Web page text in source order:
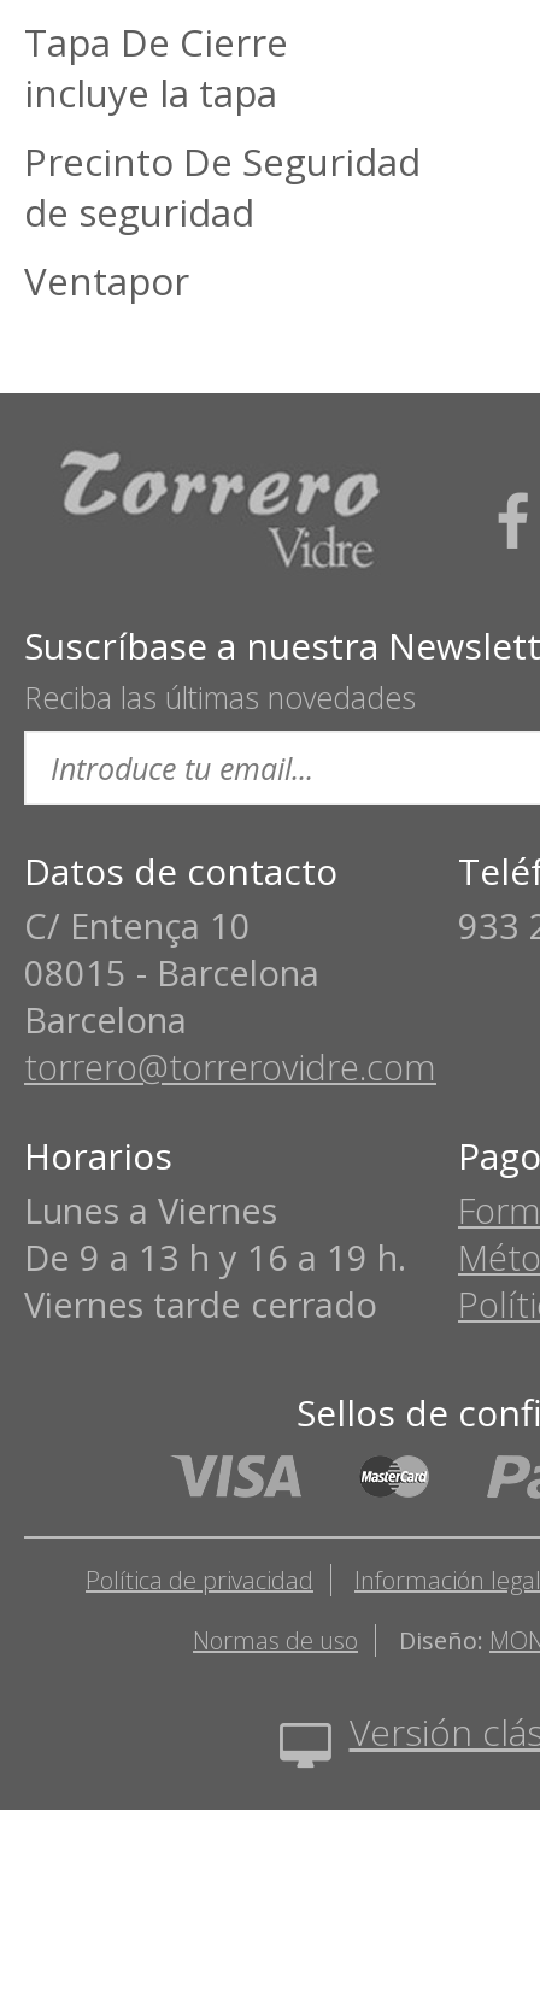
Tapa De Cierre La
incluye la tapa
Precinto De Seguridad
de seguridad
Ventapor
Suscríbase a nuestra
Reciba las últimas novedades
Datos de contacto
C/ Entença 10
08015 - Barcelona
Barcelona
torrero@torrerovidre.com
933
Horarios
Lunes a Viernes
De 9 a 13 h y 16 a 19 h.
Viernes tarde cerrado
Sellos de
Política de privacidad
Información legal
Normas de uso
Diseño:
Versión